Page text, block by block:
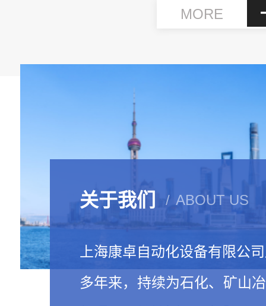
MORE
关于我们 ABOUT US
上海康卓自动化设备有限公
多年来，持续为石化、矿山